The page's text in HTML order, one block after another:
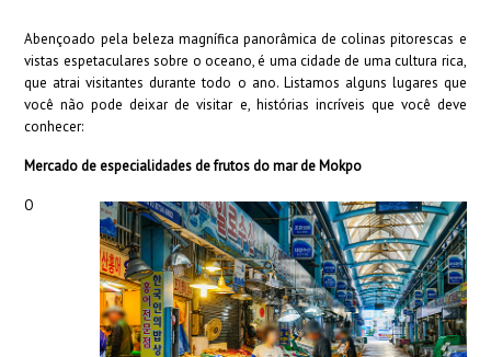
Abençoado pela beleza magnífica panorâmica de colinas pitorescas e
vistas espetaculares sobre o oceano, é uma cidade de uma cultura rica,
que atrai visitantes durante todo o ano. Listamos alguns lugares que
você não pode deixar de visitar e, histórias incríveis que você deve
conhecer:
Mercado de especialidades de frutos do mar de Mokpo
O